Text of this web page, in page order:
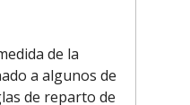
de la
a algunos de
de reparto de